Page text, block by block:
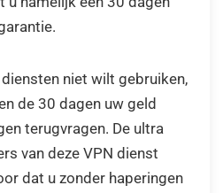
niet wilt gebruiken,
de 30 dagen uw geld
terugvragen. De ultra
van deze VPN dienst
dat u zonder haperingen